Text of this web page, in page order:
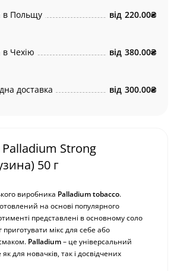
в Польщу від 220.00₴
в Чехію від 380.00₴
доставка від 300.00₴
Strong
50 г
виробника Palladium tobacco.
на основі популярного
представлені в основному соло
мікс для себе або
Palladium– це універсальний
для новачків, так і досвідчених